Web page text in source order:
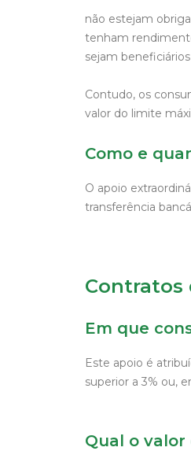
não estejam
tenham
sejam
Contudo, os
valor do limite
Como e
O apoio
transferência
Contratos
Em que
Este apoio é
superior a 3% ou,
Qual o valor